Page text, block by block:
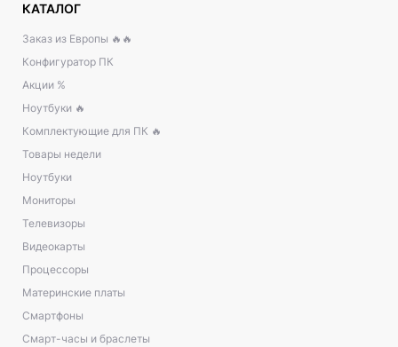
КАТАЛОГ
Заказ из Европы 🔥🔥
Конфигуратор ПК
Акции %
Ноутбуки 🔥
Комплектующие для ПК 🔥
Товары недели
Ноутбуки
Мониторы
Телевизоры
Видеокарты
Процессоры
Материнские платы
Смартфоны
Смарт-часы и браслеты